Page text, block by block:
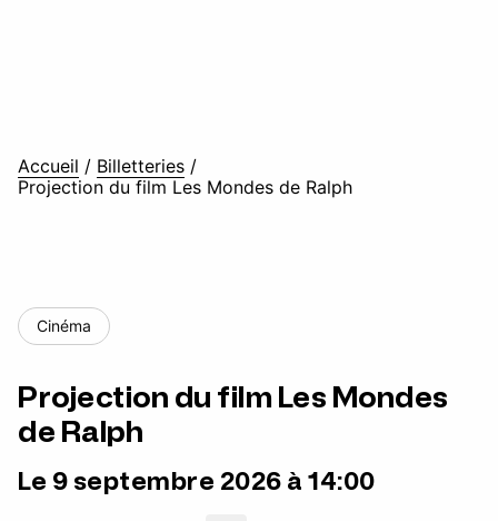
Accueil / Billetteries /
Projection du film Les Mondes de Ralph
Cinéma
Projection du film Les Mondes
de Ralph
Le 9 septembre 2026 à 14:00